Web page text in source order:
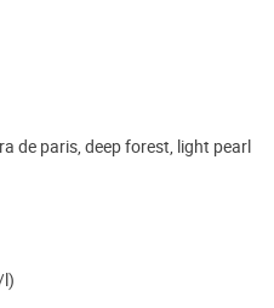
de paris, deep forest, light pearl